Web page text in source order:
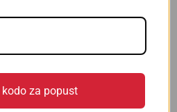
za popust